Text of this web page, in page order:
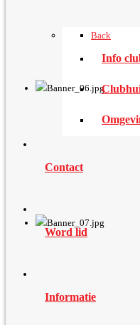
Back
Info
Contact
Word lid
Informatie